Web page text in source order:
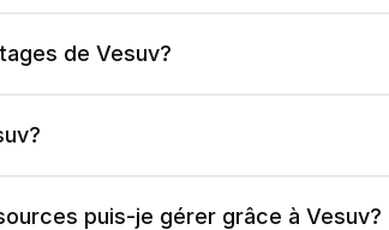
de Vesuv?
puis-je gérer grâce à Vesuv?